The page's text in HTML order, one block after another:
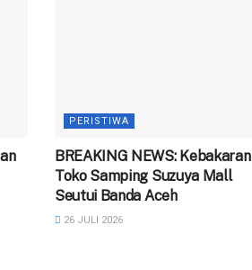
PERISTIWA
BREAKING NEWS: Kebakaran
Toko Samping Suzuya Mall
Seutui Banda Aceh
26 JULI 2026